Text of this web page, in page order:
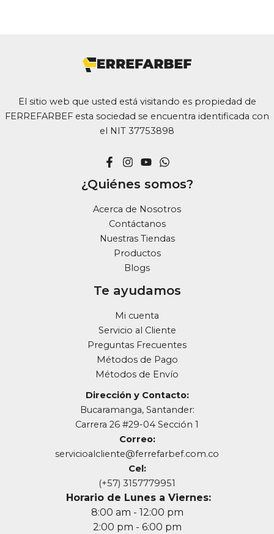
El sitio web que usted está visitando es propiedad de
FERREFARBEF esta sociedad se encuentra identificada con
el NIT 37753898
¿Quiénes somos?
Acerca de Nosotros
Contáctanos
Nuestras Tiendas
Productos
Blogs
Te ayudamos
Mi cuenta
Servicio al Cliente
Preguntas Frecuentes
Métodos de Pago
Métodos de Envío
Dirección y Contacto:
Bucaramanga, Santander:
Carrera 26 #29-04 Sección 1
Correo:
servicioalcliente@ferrefarbef.com.co
Cel:
(+57) 3157779951
Horario de Lunes a Viernes:
8:00 am - 12:00 pm
2:00 pm - 6:00 pm